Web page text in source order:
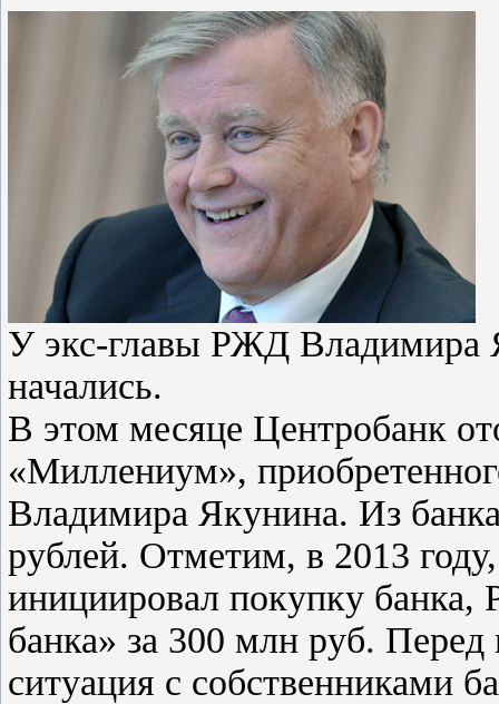
У экс-главы РЖД Владимира
начались.
В этом месяце Центробанк
«Миллениум»,
Владимира Якунина. Из
рублей. Отметим, в 2013
инициировал покупку
банка» за 300 млн руб.
ситуация с собственниками